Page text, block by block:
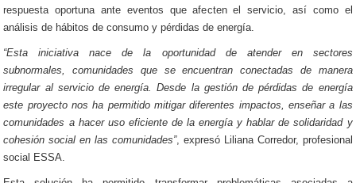
respuesta oportuna ante eventos que afecten el servicio, así como el
análisis de hábitos de consumo y pérdidas de energía.
“Esta iniciativa nace de la oportunidad de atender en sectores
subnormales, comunidades que se encuentran conectadas de manera
irregular al servicio de energía. Desde la gestión de pérdidas de energía
este proyecto nos ha permitido mitigar diferentes impactos, enseñar a las
comunidades a hacer uso eficiente de la energía y hablar de solidaridad y
cohesión social en las comunidades”, expresó Liliana Corredor, profesional
social ESSA.